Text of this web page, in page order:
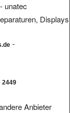
unatec
Displays
-
2449
Anbieter